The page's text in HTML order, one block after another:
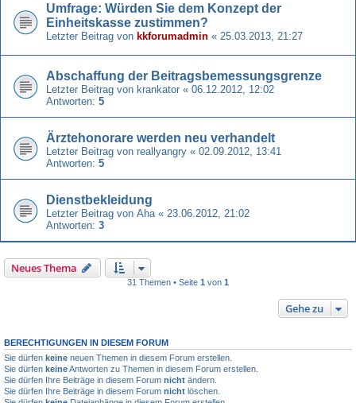
Umfrage: Würden Sie dem Konzept der
Einheitskasse zustimmen?
Letzter Beitrag von kkforumadmin « 25.03.2013, 21:27
Abschaffung der Beitragsbemessungsgrenze
Letzter Beitrag von krankator « 06.12.2012, 12:02
Antworten: 5
Ärztehonorare werden neu verhandelt
Letzter Beitrag von reallyangry « 02.09.2012, 13:41
Antworten: 5
Dienstbekleidung
Letzter Beitrag von Aha « 23.06.2012, 21:02
Antworten: 3
Neues Thema
31 Themen • Seite 1 von 1
Gehe zu
BERECHTIGUNGEN IN DIESEM FORUM
Sie dürfen keine neuen Themen in diesem Forum erstellen.
Sie dürfen keineAntworten zu Themen in diesem Forum erstellen.
Sie dürfen Ihre Beiträge in diesem Forum nicht ändern.
Sie dürfen Ihre Beiträge in diesem Forum nicht löschen.